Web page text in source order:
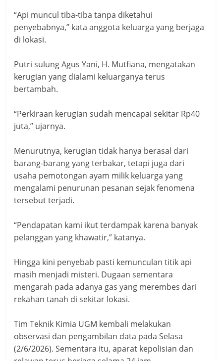
“Api muncul tiba-tiba tanpa diketahui
penyebabnya,” kata anggota keluarga yang berjaga
di lokasi.
Putri sulung Agus Yani, H. Mutfiana, mengatakan
kerugian yang dialami keluarganya terus
bertambah.
“Perkiraan kerugian sudah mencapai sekitar Rp40
juta,” ujarnya.
Menurutnya, kerugian tidak hanya berasal dari
barang-barang yang terbakar, tetapi juga dari
usaha pemotongan ayam milik keluarga yang
mengalami penurunan pesanan sejak fenomena
tersebut terjadi.
“Pendapatan kami ikut terdampak karena banyak
pelanggan yang khawatir,” katanya.
Hingga kini penyebab pasti kemunculan titik api
masih menjadi misteri. Dugaan sementara
mengarah pada adanya gas yang merembes dari
rekahan tanah di sekitar lokasi.
Tim Teknik Kimia UGM kembali melakukan
observasi dan pengambilan data pada Selasa
(2/6/2026). Sementara itu, aparat kepolisian dan